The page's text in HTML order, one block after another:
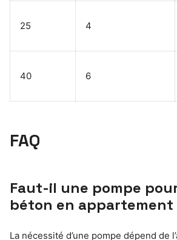
25 4
40 6
FAQ
Faut-il une pompe
béton en appartement
La nécessité d’une pompe dépend de